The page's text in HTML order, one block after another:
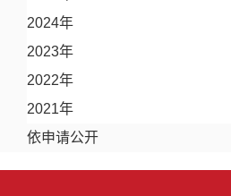
2024年
2023年
2022年
2021年
依申请公开